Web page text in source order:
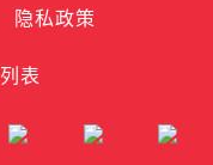
隐私政策
表